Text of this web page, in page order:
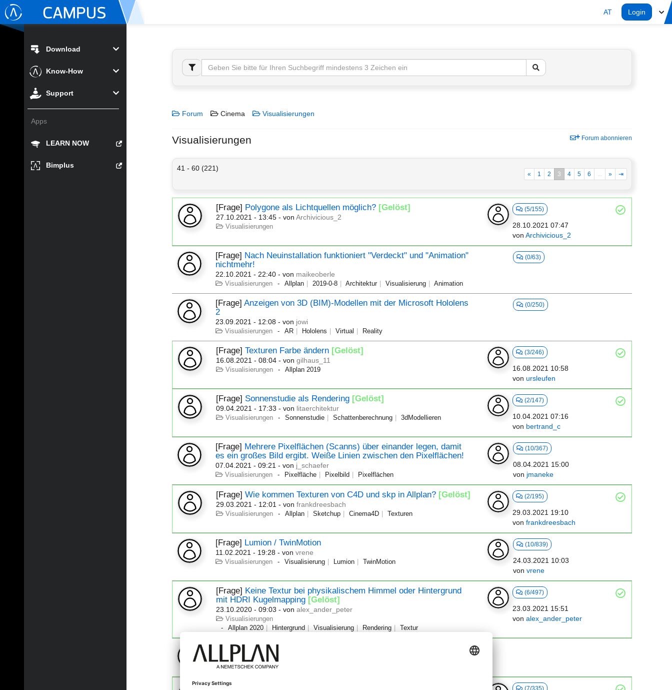
AT Login
Download
Know-How
Support
Apps
LEARN NOW
Bimplus
Forum Cinema Visualisierungen
Visualisierungen Forum abonnieren
41 - 60 (221)
« 1 2 3 4 5 6 ... » ⇥
[Frage] Polygone als Lichtquellen möglich? [Gelöst]
27.10.2021 - 13:45 - vonArchivicious_2
Visualisierungen
(5/155)
28.10.2021 07:47
von Archivicious_2
[Frage] Nach Neuinstallation funktioniert "Verdeckt" und "Animation"
nichtmehr!
22.10.2021 - 22:40 - von maikeoberle
Visualisierungen Allplan 2019-0-8 Architektur Visualisierung Animation
(0/63)
[Frage]Anzeigen von 3D (BIM)-Modellen mit der Microsoft Hololens
2
23.09.2021 - 12:08 - von jowi
Visualisierungen AR Hololens Virtual Reality
(0/250)
[Frage]Texturen Farbe ändern [Gelöst]
16.08.2021 - 08:04 - vongilhaus_11
Visualisierungen Allplan 2019
(3/246)
16.08.2021 10:58
von ursleufen
[Frage] Sonnenstudie als Rendering [Gelöst]
09.04.2021 - 17:33 - von litaerchitektur
Visualisierungen Sonnenstudie Schattenberechnung 3dModellieren
(2/147)
10.04.2021 07:16
von bertrand_c
[Frage] Mehrere Pixelflächen (Scanns) über einander legen, damit
es ein großes Bild ergibt. Weiße Linien zwischen den Pixelflächen!
07.04.2021 - 09:21 - von j_schaefer
Visualisierungen Pixelfläche Pixelbild Pixelflächen
(10/367)
08.04.2021 15:00
von jmaneke
[Frage]Wie kommen Texturen von C4D und skp in Allplan? [Gelöst]
29.03.2021 - 12:01 - vonfrankdreesbach
Visualisierungen Allplan Sketchup Cinema4D Texturen
(2/195)
29.03.2021 19:10
von frankdreesbach
[Frage] Lumion / TwinMotion
11.02.2021 - 19:28 - vonvrene
Visualisierungen Visualisierung Lumion TwinMotion
(10/839)
24.03.2021 10:03
von vrene
[Frage] Keine Textur bei physikalischem Himmel oder Hintergrund
mit HDRI Kugelmapping [Gelöst]
23.10.2020 - 09:03 - vonalex_ander_peter
Visualisierungen
Allplan 2020
Hintergrund Visualisierung Rendering Textur
(6/497)
23.03.2021 15:51
von alex_ander_peter
[Frage]Blaue Fensterdarstellung von SmartParts ändern
20.01.2021 - 10:32- von
Visualisierungen
[Frage] (7/335)